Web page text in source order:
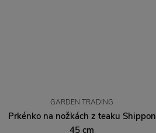
GARDEN TRADING
Prkénko na nožkách z teaku Shippon
45 cm